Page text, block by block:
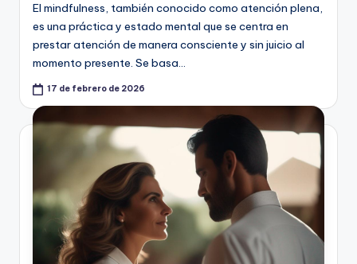
El mindfulness, también conocido como atención plena,
es una práctica y estado mental que se centra en
prestar atención de manera consciente y sin juicio al
momento presente. Se basa…
17 de febrero de 2026